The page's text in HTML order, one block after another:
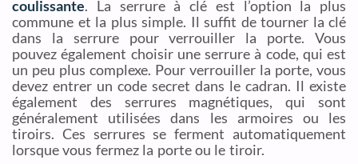
coulissante. La serrure à clé est l’option la plus
commune et la plus simple. Il suffit de tourner la clé
dans la serrure pour verrouiller la porte. Vous
pouvez également choisir une serrure à code, qui est
un peu plus complexe. Pour verrouiller la porte, vous
devez entrer un code secret dans le cadran. Il existe
également des serrures magnétiques, qui sont
généralement utilisées dans les armoires ou les
tiroirs. Ces serrures se ferment automatiquement
lorsque vous fermez la porte ou le tiroir.